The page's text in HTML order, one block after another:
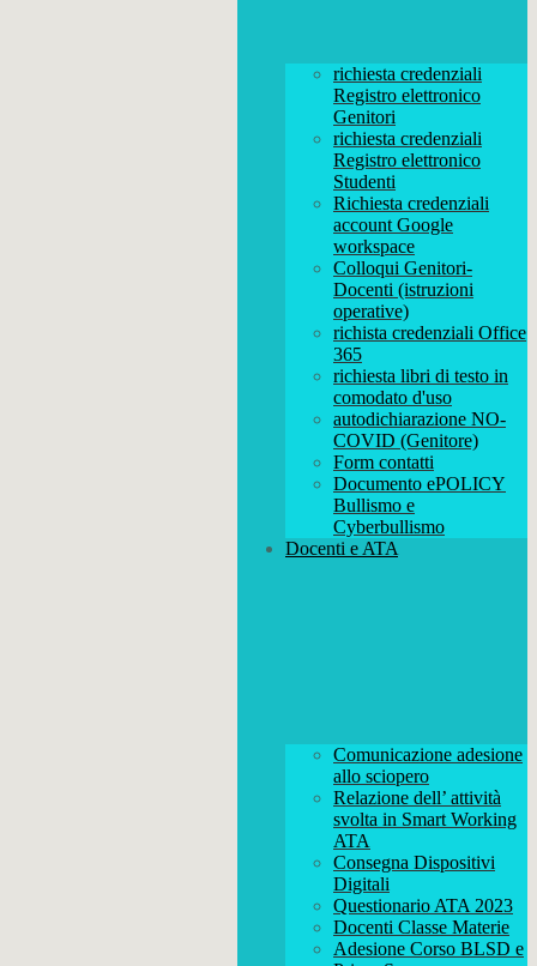
richiesta credenziali
Registro elettronico
Genitori
richiesta credenziali
Registro elettronico
Studenti
Richiesta credenziali
account Google
workspace
Colloqui Genitori-
Docenti (istruzioni
operative)
richista credenziali Office
365
richiesta libri di testo in
comodato d'uso
autodichiarazione NO-
COVID (Genitore)
Form contatti
Documento ePOLICY
Bullismo e
Cyberbullismo
Docenti e ATA
Comunicazione adesione
allo sciopero
Relazione dell’ attività
svolta in Smart Working
ATA
Consegna Dispositivi
Digitali
Questionario ATA 2023
Docenti Classe Materie
Adesione Corso BLSD e